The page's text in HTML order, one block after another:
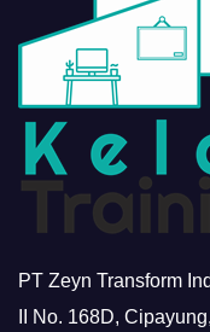
PT Zeyn Transform
II No. 168D,